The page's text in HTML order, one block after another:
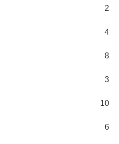
2
4
8
3
10
6